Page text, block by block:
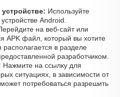
Используйте
Android.
на веб-сайт или
APK файл, который вы хотите
в разделе
разработчиком.
Нажмите на ссылку для
ситуациях, в зависимости от
потребоваться разрешить